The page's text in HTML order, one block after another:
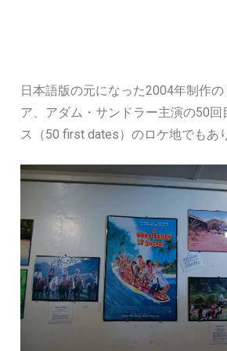
日本語版の元になった2004年制作
ア、アダム・サンドラー主演の50回
ス（50 first dates）のロケ地でもあ